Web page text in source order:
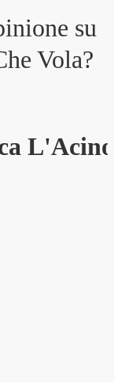
su
Vola?
L'Acino